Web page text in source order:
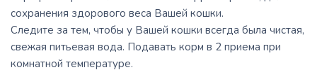
сохранения здорового веса Вашей кошки.
Следите за тем, чтобы у Вашей кошки всегда была чистая,
свежая питьевая вода. Подавать корм в 2 приема при
комнатной температуре.